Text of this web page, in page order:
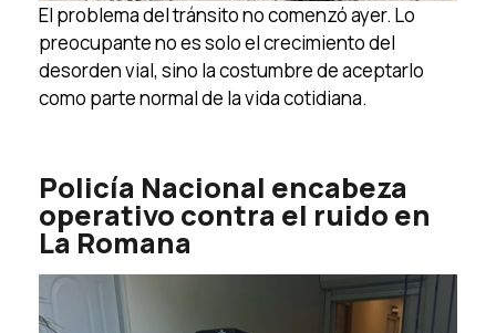
El problema del tránsito no comenzó ayer. Lo
preocupante no es solo el crecimiento del
desorden vial, sino la costumbre de aceptarlo
como parte normal de la vida cotidiana.
Policía Nacional encabeza
operativo contra el ruido en
La Romana